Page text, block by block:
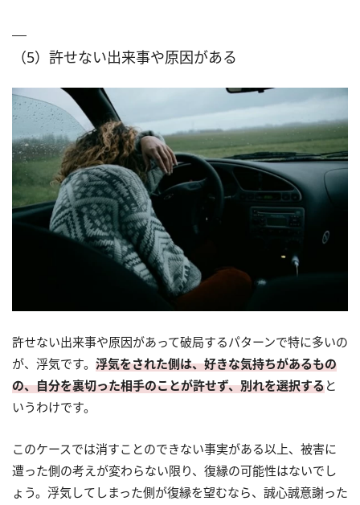
（5）許せない出来事や原因がある
許せない出来事や原因があって破局するパターンで特に多いの
が、浮気です。 浮気をされた側は、好きな気持ちがあるもの
の、自分を裏切った相手のことが許せず、別れを選択すると
いうわけです。
このケースでは消すことのできない事実がある以上、被害に
遭った側の考えが変わらない限り、復縁の可能性はないでし
ょう。浮気してしまった側が復縁を望むなら、誠心誠意謝った